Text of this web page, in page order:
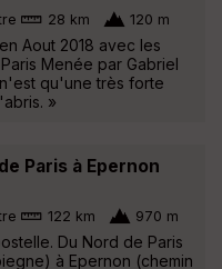
28 km 120 m
Aout 2018 avec les
Menée par Gabriel
qu'une très forte
»
Paris à Epernon
122 km 970 m
Du Nord de Paris
à Epernon (chemin